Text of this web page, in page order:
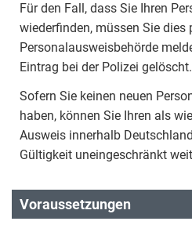
Für den Fall, dass Sie Ihren
wiederfinden, müssen Sie dies
Personalausweisbehörde
Eintrag bei der Polizei gelöscht.
Sofern Sie keinen neuen
haben, können Sie Ihren als
Ausweis innerhalb
Gültigkeit uneingeschränkt
Voraussetzungen